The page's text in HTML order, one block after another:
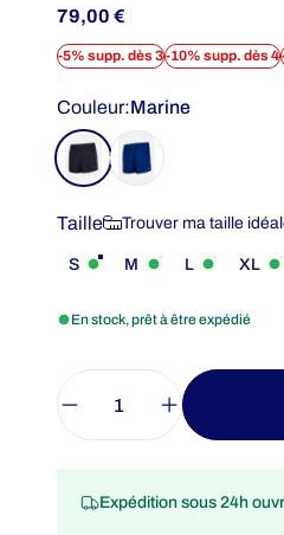
79,00 €
-5% supp. dès 3-10% supp. dès 4
Couleur
Couleur:Marine
Taille
Taille Trouver ma taille
S M L XL
En stock, prêt à être expédié
Quantité
Expédition sous 24h